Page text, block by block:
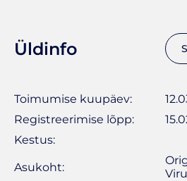
Üldinfo
Toimumise kuupäev:
Registreerimise lõpp:
Kestus:
Asukoht: